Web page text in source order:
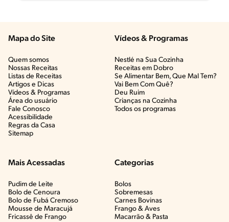
Mapa do Site
Quem somos
Nossas Receitas
Listas de Receitas​
Artigos e Dicas​
Vídeos & Programas​
Área do usuário
Fale Conosco
Acessibilidade
Regras da Casa
Sitemap
Vídeos & Programas​
Nestlé na Sua Cozinha
Receitas em Dobro
Se Alimentar Bem, Que Mal Tem?​
Vai Bem Com Quê?​
Deu Ruim​
Crianças na Cozinha​
Todos os programas
Mais Acessadas
Pudim de Leite
Bolo de Cenoura
Bolo de Fubá Cremoso
Mousse de Maracujá
Fricassê de Frango
Categorias
Bolos
Sobremesas
Carnes Bovinas​
Frango & Aves​
Macarrão & Pasta​